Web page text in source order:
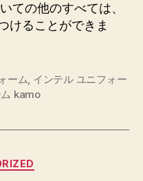
ての他のすべては、
けることができま
ーム, インテル ユニフォー
kamo